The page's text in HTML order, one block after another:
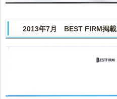
2013年7月 BEST FIRM掲載